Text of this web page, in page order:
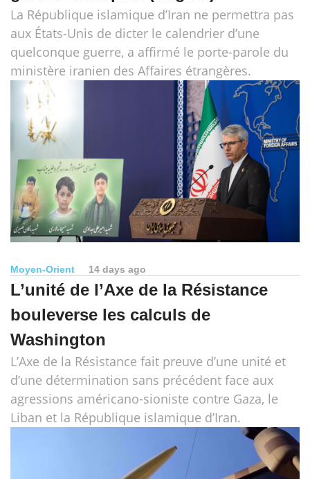
La République islamique d’Iran ne permettra pas
aux États-Unis de dicter le calendrier d’une
quelconque guerre, a affirmé le porte-parole du
ministère iranien des Affaires étrangères.
Moyen-Orient 14 days ago
L’unité de l’Axe de la Résistance
bouleverse les calculs de
Washington
L’Axe de la Résistance fait preuve d’une unité et
d’une détermination sans précédent face aux
agressions américano-sioniste contre Gaza, le
Liban et la République islamique d’Iran.